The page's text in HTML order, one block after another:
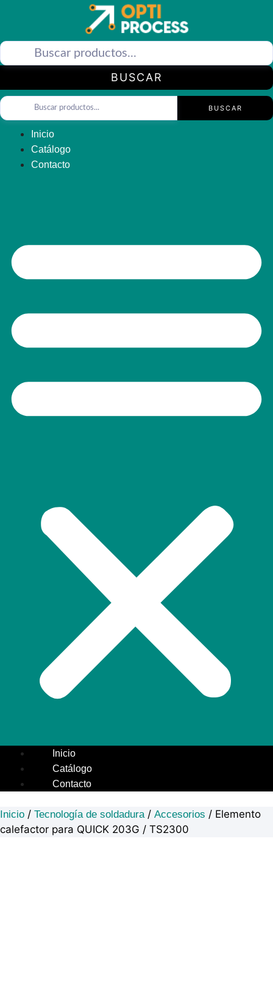
BUSCAR
BUSCAR
Inicio
Catálogo
Contacto
Inicio
Catálogo
Contacto
Inicio / Tecnología de soldadura/ Accesorios / Elemento
calefactor para QUICK 203G / TS2300